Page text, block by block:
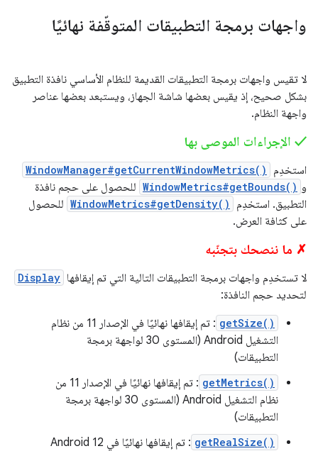
واجهات برمجة التطبيقات المتوقّفة نهائيًا
لا تقيس واجهات برمجة التطبيقات القديمة للنظام الأساسي نافذة التطبيق
بشكل صحيح، إذ يقيس بعضها شاشة الجهاز، ويستبعد بعضها عناصر
واجهة النظام.
‫✓ الإجراءات الموصى بها
استخدِم WindowManager#getCurrentWindowMetrics()
و WindowMetrics#getBounds() للحصول على حجم نافذة
التطبيق. استخدِم
WindowMetrics#getDensity() للحصول
على كثافة العرض.
✗ ما ننصحك بتجنّبه
لا تستخدِم واجهات برمجة التطبيقات التالية التي تم إيقافها Display
لتحديد حجم النافذة:
getSize()
: تم إيقافها نهائيًا في الإصدار 11 من نظام
التشغيل Android (المستوى 30 لواجهة برمجة
التطبيقات)
getMetrics()
: تم إيقافها نهائيًا في الإصدار 11 من
نظام التشغيل Android (المستوى 30 لواجهة برمجة
التطبيقات)
getRealSize()
: تم إيقافها نهائيًا في Android 12